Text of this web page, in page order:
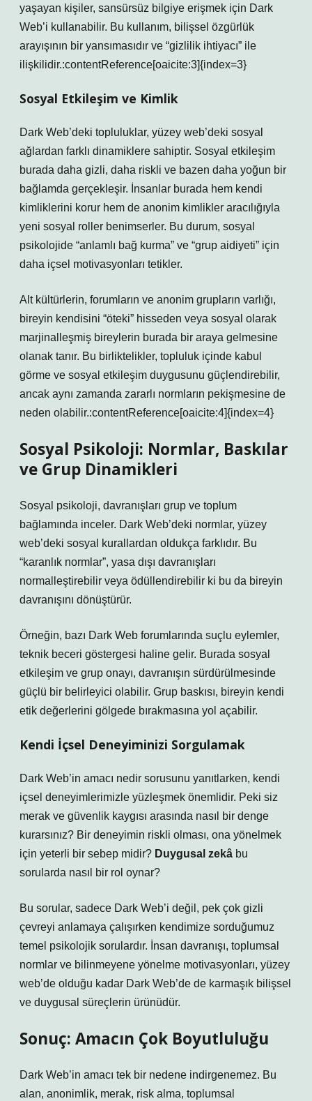
yaşayan kişiler, sansürsüz bilgiye erişmek için Dark
Web’i kullanabilir. Bu kullanım, bilişsel özgürlük
arayışının bir yansımasıdır ve “gizlilik ihtiyacı” ile
ilişkilidir.:contentReference[oaicite:3]{index=3}
Sosyal Etkileşim ve Kimlik
Dark Web’deki topluluklar, yüzey web’deki sosyal
ağlardan farklı dinamiklere sahiptir. Sosyal etkileşim
burada daha gizli, daha riskli ve bazen daha yoğun bir
bağlamda gerçekleşir. İnsanlar burada hem kendi
kimliklerini korur hem de anonim kimlikler aracılığıyla
yeni sosyal roller benimserler. Bu durum, sosyal
psikolojide “anlamlı bağ kurma” ve “grup aidiyeti” için
daha içsel motivasyonları tetikler.
Alt kültürlerin, forumların ve anonim grupların varlığı,
bireyin kendisini “öteki” hisseden veya sosyal olarak
marjinalleşmiş bireylerin burada bir araya gelmesine
olanak tanır. Bu birliktelikler, topluluk içinde kabul
görme ve sosyal etkileşim duygusunu güçlendirebilir,
ancak aynı zamanda zararlı normların pekişmesine de
neden olabilir.:contentReference[oaicite:4]{index=4}
Sosyal Psikoloji: Normlar, Baskılar
ve Grup Dinamikleri
Sosyal psikoloji, davranışları grup ve toplum
bağlamında inceler. Dark Web’deki normlar, yüzey
web’deki sosyal kurallardan oldukça farklıdır. Bu
“karanlık normlar”, yasa dışı davranışları
normalleştirebilir veya ödüllendirebilir ki bu da bireyin
davranışını dönüştürür.
Örneğin, bazı Dark Web forumlarında suçlu eylemler,
teknik beceri göstergesi haline gelir. Burada sosyal
etkileşim ve grup onayı, davranışın sürdürülmesinde
güçlü bir belirleyici olabilir. Grup baskısı, bireyin kendi
etik değerlerini gölgede bırakmasına yol açabilir.
Kendi İçsel Deneyiminizi Sorgulamak
Dark Web’in amacı nedir sorusunu yanıtlarken, kendi
içsel deneyimlerimizle yüzleşmek önemlidir. Peki siz
merak ve güvenlik kaygısı arasında nasıl bir denge
kurarsınız? Bir deneyimin riskli olması, ona yönelmek
için yeterli bir sebep midir? Duygusal zekâ bu
sorularda nasıl bir rol oynar?
Bu sorular, sadece Dark Web’i değil, pek çok gizli
çevreyi anlamaya çalışırken kendimize sorduğumuz
temel psikolojik sorulardır. İnsan davranışı, toplumsal
normlar ve bilinmeyene yönelme motivasyonları, yüzey
web’de olduğu kadar Dark Web’de de karmaşık bilişsel
ve duygusal süreçlerin ürünüdür.
Sonuç: Amacın Çok Boyutluluğu
Dark Web’in amacı tek bir nedene indirgenemez. Bu
alan, anonimlik, merak, risk alma, toplumsal